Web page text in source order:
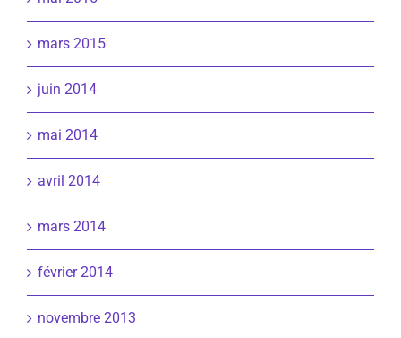
mars 2015
juin 2014
mai 2014
avril 2014
mars 2014
février 2014
novembre 2013